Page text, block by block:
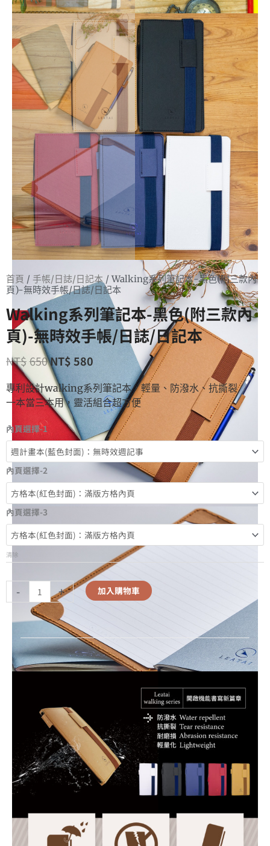
首頁 / 手帳/日誌/日記本 / Walking系列筆記本-黑色(附三款內
頁)-無時效手帳/日誌/日記本
Walking系列筆記本-黑色(附三款內
頁)-無時效手帳/日誌/日記本
NT$650NT$580
專利設計walking系列筆記本，輕量、防潑水、抗撕裂
一本當三本用，靈活組合超方便
內頁選擇-1
內頁選擇-2
內頁選擇-3
清除
- + 加入購物車